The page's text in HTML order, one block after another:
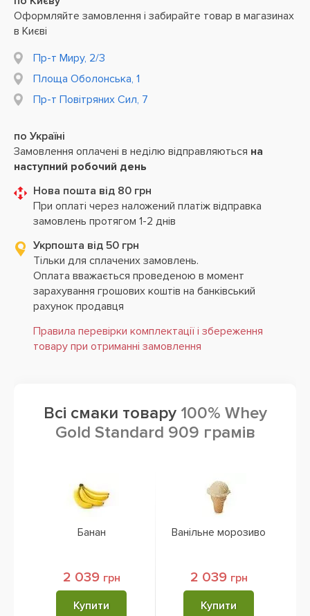
Оформляйте замовлення і забирайте товар в магазинах
в Києві
Пр-т Миру, 2/3
Площа Оболонська, 1
Пр-т Повітряних Сил, 7
по Україні
Замовлення оплачені в неділю відправляються на
наступний робочий день
Нова пошта від 80 грн
При оплаті через наложений платіж відправка
замовлень протягом 1-2 днів
Укрпошта від 50 грн
Тільки для сплачених замовлень.
Оплата вважається проведеною в момент
зарахування грошових коштів на банківський
рахунок продавця
Правила перевірки комплектації і збереження
товару при отриманні замовлення
Всі смаки товару 100% Whey
Gold Standard 909 грамів
Банан
2 039 грн
Купити
Ванільне морозиво
2 039 грн
Купити